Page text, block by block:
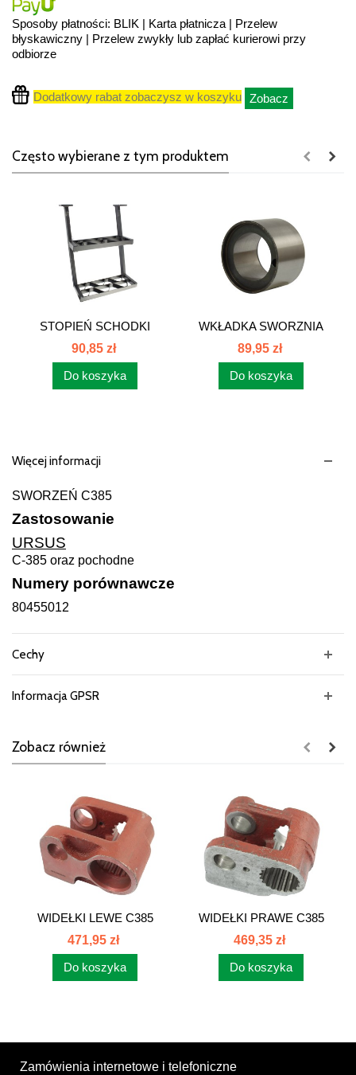
Sposoby płatności: BLIK | Karta płatnicza | Przelew
błyskawiczny | Przelew zwykły lub zapłać kurierowi przy
odbiorze
Dodatkowy rabat zobaczysz w koszyku Zobacz
Często wybierane z tym produktem
STOPIEŃ SCHODKI
KABINY C385...
90,85 zł
Do koszyka
WKŁADKA SWORZNIA
OŚ...
89,95 zł
Do koszyka
Więcej informacji
SWORZEŃ C385
Zastosowanie
URSUS
C-385 oraz pochodne
Numery porównawcze
80455012
Cechy
Informacja GPSR
Zobacz również
WIDEŁKI LEWE C385
80455006
471,95 zł
Do koszyka
WIDEŁKI PRAWE C385
80455007
469,35 zł
Do koszyka
Zamówienia internetowe i telefoniczne